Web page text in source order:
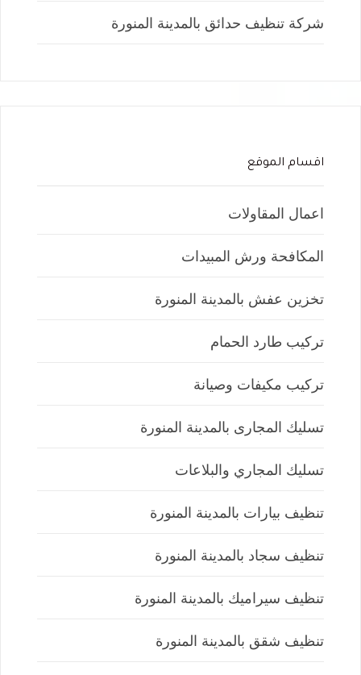
شركة تنظيف حدائق بالمدينة المنورة
اقسام الموقع
اعمال المقاولات
المكافحة ورش المبيدات
تخزين عفش بالمدينة المنورة
تركيب طارد الحمام
تركيب مكيفات وصيانة
تسليك المجارى بالمدينة المنورة
تسليك المجاري والبلاعات
تنظيف بيارات بالمدينة المنورة
تنظيف سجاد بالمدينة المنورة
تنظيف سيراميك بالمدينة المنورة
تنظيف شقق بالمدينة المنورة